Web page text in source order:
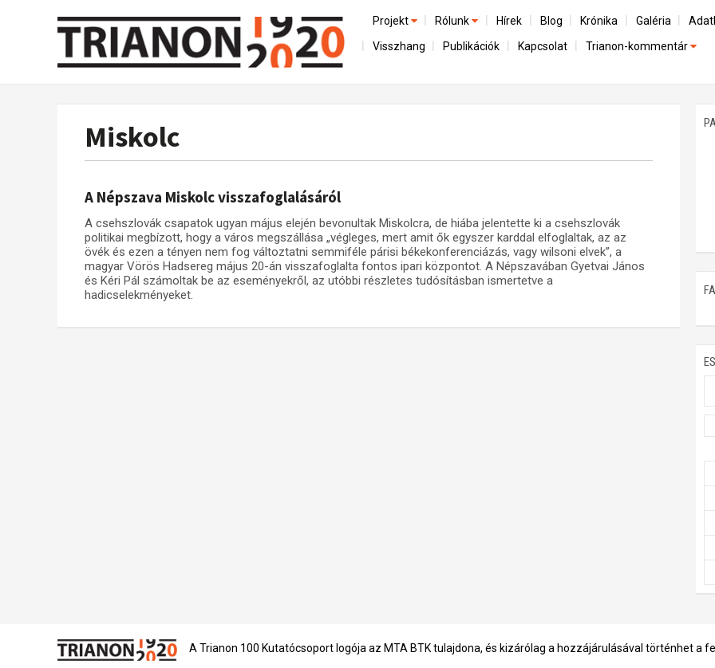
Projekt
Előzmények
Az összeomlás és a magyar társadalom
Utókor és emlékezet
Rólunk
A kutatócsoport működéséről
Hírek Blog Krónika Galéria
Visszhang Publikációk Kapcsolat Trianon-kommentár
Miskolc
A Népszava Miskolc visszafoglalásáról
A csehszlovák csapatok ugyan május elején bevonultak Miskolcra, de hiába jelentette ki a csehszlovák
politikai megbízott, hogy a város megszállása „végleges, mert amit ők egyszer karddal elfoglaltak, az az
övék és ezen a tényen nem fog változtatni semmiféle párisi békekonferenciázás, vagy wilsoni elvek”, a
magyar Vörös Hadsereg május 20-án visszafoglalta fontos ipari központot. A Népszavában Gyetvai János
és Kéri Pál számoltak be az eseményekről, az utóbbi részletes tudósításban ismertetve a
hadicselekményeket.
A Trianon 100 Kutatócsoport logója az MTA BTK tulajdona, és kizárólag a hozzájárulásával történhet a